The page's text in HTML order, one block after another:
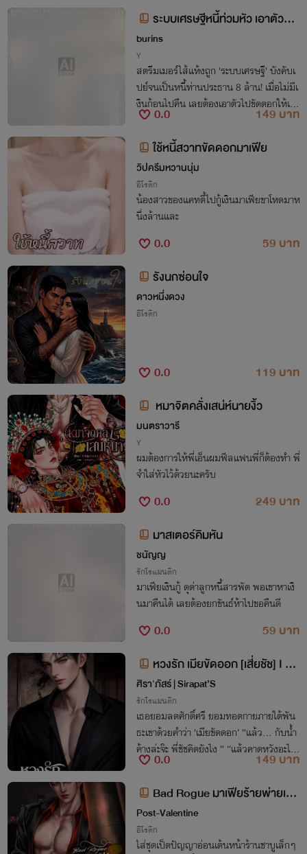
ระบบเศรษฐีหนี้ท่วมหัว เอาตัวมา
ขัดดอกเถอะครับ!
burins
Y
สตรีมเมอร์ไส้แห้งถูก 'ระบบเศรษฐี' บังคับเ
ปย์จนเป็นหนี้ท่านประธาน 8 ล้าน! เมื่อไม่มีเ
งินก้อนไปคืน เลยต้องเอาตัวไปขัดดอกให้เจ้า
หนี้จอมคลั่งรัก!
0.0
149 บาท
ใช้หนี้สวาทขัดดอกมาเฟีย
วิปครีมหวานนุ่ม
อีโรติก
น้องสาวของแคทตี้ไปกู้เงินมาเฟียขาโหดมาห
นึ่งล้านและ
0.0
59 บาท
รังนกซ่อนใจ
ดาวหนึ่งดวง
อีโรติก
0.0
119 บาท
หมาจิตคลั่งเสน่ห์นายงิ้ว
มนตราวารี
Y
ผมต้องการให้พี่เอ็นผมฟีลแฟนพี่ก็ต้องทำ พี่
จำใส่หัวไว้ด้วยนะครับ
0.0
249 บาท
มาสเตอร์คิมหัน
ชนัญญ
รักโรแมนติก
มาเฟียเงินกู้ ดุด่าลูกหนี้สารพัด พอเขาหาเงิ
นมาคืนได้ เลยต้องยกขันธ์ห้าไปขอคืนดี
0.0
59 บาท
หวงรัก เมียขัดออก [เสี่ยชัช] I จบ
แล้วมี Ebook!!
ศิรา'ภัสร์ | Sirapat’S
รักโรแมนติก
เธอยอมลดศักดิ์ศรี ยอมทอดกายภายใต้พัน
ธะเขาด้วยคำว่า ‘เมียขัดดอก’ “แล้ว... กับน้ำ
ค้างล่ะจ๊ะ พี่ชัชคิดยังไง ” “แล้วคาดหวังอะไร
ที่มันมากกว่านั้นล่ะ”
0.0
149 บาท
Bad Rogue มาเฟียร้ายพ่ายเด็ก
พยศ
Post-Valentine
อีโรติก
ใส่ชุดเป็ดปัญญาอ่อนเต้นหน้าร้านชาบูเล็กๆ